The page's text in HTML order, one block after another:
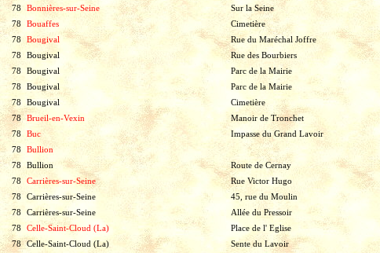
78
Bonnières-sur-Seine Sur la Seine
78
Bouaffes Cimetière
78
Bougival Rue du Maréchal Joffre
78
Bougival Rue des Bourbiers
78
Bougival Parc de la Mairie
78
Bougival Parc de la Mairie
78
Bougival Cimetière
78
Brueil-en-Vexin Manoir de Tronchet
78
Buc Impasse du Grand Lavoir
78
Bullion
78
Bullion Route de Cernay
78
Carrières-sur-Seine Rue Victor Hugo
78
Carrières-sur-Seine 45, rue du Moulin
78
Carrières-sur-Seine Allée du Pressoir
78
Celle-Saint-Cloud (La) Place de l' Eglise
78
Celle-Saint-Cloud (La) Sente du Lavoir